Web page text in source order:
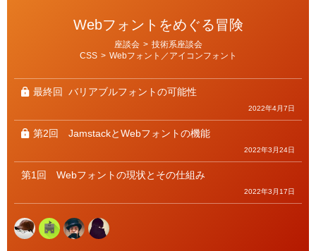
Webフォントをめぐる冒険
ー
座談会 > 技術系座談会
CSS > Webフォント／アイコンフォント
最終回 バリアブルフォントの可能性
2022年4月7日
第2回 JamstackとWebフォントの機能
2022年3月24日
第1回 Webフォントの現状とその仕組み
2022年3月17日